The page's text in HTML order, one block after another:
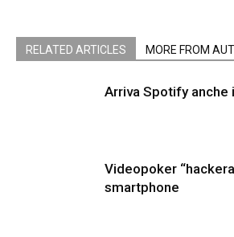
RELATED ARTICLES MORE FROM
Arriva Spotify anche
Videopoker
smartphone